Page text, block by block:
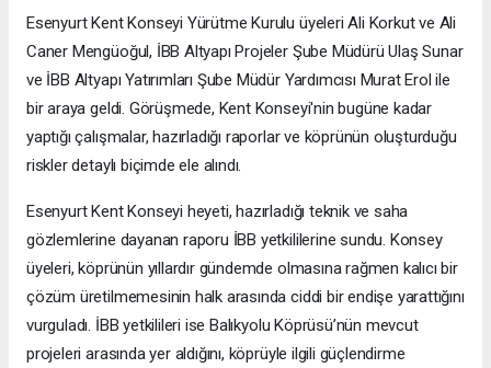
Esenyurt Kent Konseyi Yürütme Kurulu üyeleri Ali Korkut ve Ali
Caner Mengüoğul, İBB Altyapı Projeler Şube Müdürü Ulaş Sunar
ve İBB Altyapı Yatırımları Şube Müdür Yardımcısı Murat Erol ile
bir araya geldi. Görüşmede, Kent Konseyi'nin bugüne kadar
yaptığı çalışmalar, hazırladığı raporlar ve köprünün oluşturduğu
riskler detaylı biçimde ele alındı.
Esenyurt Kent Konseyi heyeti, hazırladığı teknik ve saha
gözlemlerine dayanan raporu İBB yetkililerine sundu. Konsey
üyeleri, köprünün yıllardır gündemde olmasına rağmen kalıcı bir
çözüm üretilmemesinin halk arasında ciddi bir endişe yarattığını
vurguladı. İBB yetkilileri ise Balıkyolu Köprüsü’nün mevcut
projeleri arasında yer aldığını, köprüyle ilgili güçlendirme